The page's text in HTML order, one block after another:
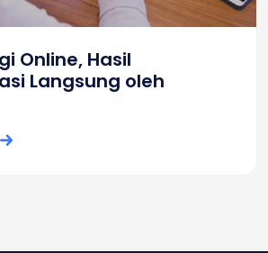
Online, Hasil
Langsung oleh